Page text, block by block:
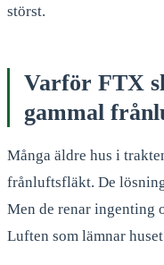
störst.
Varför FTX
gammal
Många äldre hus i
frånluftsfläkt. De
Men de renar ingenting
Luften som lämnar